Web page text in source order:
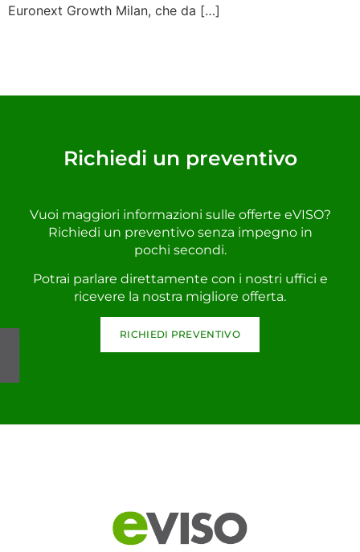
Euronext Growth Milan, che da […]
Richiedi un preventivo
Vuoi maggiori informazioni sulle offerte eVISO?
Richiedi un preventivo senza impegno in
pochi secondi.
Potrai parlare direttamente con i nostri uffici e
ricevere la nostra migliore offerta.
RICHIEDI PREVENTIVO